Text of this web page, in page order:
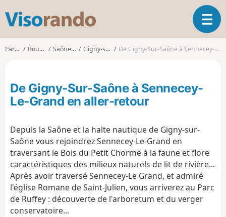
s
o
d
o
O
u
g
a
o
Parcours Bourgogne Saône-et-Loire Gigny-sur-Saône De Gigny-Sur-Saône à Sennecey-Le-Grand en aller-retour
De Gigny-Sur-Saône à Sennecey-
Le-Grand en aller-retour
Depuis la Saône et la halte nautique de Gigny-sur-
Saône vous rejoindrez Sennecey-Le-Grand en
traversant le Bois du Petit Chorme à la faune et flore
caractéristiques des milieux naturels de lit de rivière...
Après avoir traversé Sennecey-Le Grand, et admiré
l'église Romane de Saint-Julien, vous arriverez au Parc
de Ruffey : découverte de l'arboretum et du verger
conservatoire...